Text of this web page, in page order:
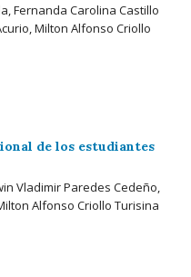
Fernanda Carolina Castillo
Milton Alfonso Criollo
de los estudiantes
Vladimir Paredes Cedeño,
Alfonso Criollo Turisina